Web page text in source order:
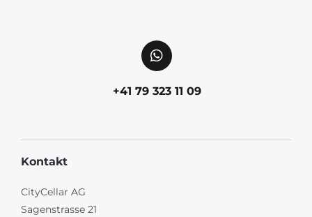
+41 79 323 11 09
Kontakt
CityCellar AG
Sagenstrasse 21